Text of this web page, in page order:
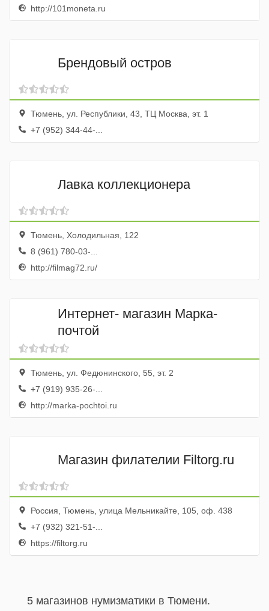
http://101moneta.ru
Брендовый остров
Тюмень, ул. Республики, 43, ТЦ Москва, эт. 1
+7 (952) 344-44-...
Лавка коллекционера
Тюмень, Холодильная, 122
8 (961) 780-03-...
http://filmag72.ru/
Интернет- магазин Марка-
почтой
Тюмень, ул. Федюнинского, 55, эт. 2
+7 (919) 935-26-...
http://marka-pochtoi.ru
Магазин филателии Filtorg.ru
Россия, Тюмень, улица Мельникайте, 105, оф. 438
+7 (932) 321-51-...
https://filtorg.ru
5 магазинов нумизматики в Тюмени.